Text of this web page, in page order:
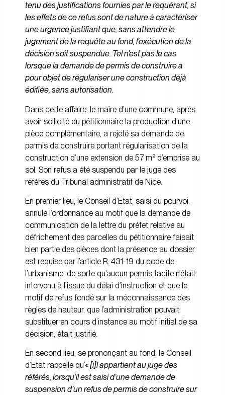
tenu des justifications fournies par le requérant, si
les effets de ce refus sont de nature à caractériser
une urgence justifiant que, sans attendre le
jugement de la requête au fond, l’exécution de la
décision soit suspendue. Tel n’est pas le cas
lorsque la demande de permis de construire a
pour objet de régulariser une construction déjà
édifiée, sans autorisation.
Dans cette affaire, le maire d’une commune, après
avoir sollicité du pétitionnaire la production d’une
pièce complémentaire, a rejeté sa demande de
permis de construire portant régularisation de la
construction d’une extension de 57 m² d’emprise au
sol. Son refus a été suspendu par le juge des
référés du Tribunal administratif de Nice.
En premier lieu, le Conseil d’Etat, saisi du pourvoi,
annule l’ordonnance au motif que la demande de
communication de la lettre du préfet relative au
défrichement des parcelles du pétitionnaire faisait
bien partie des pièces dont la présence au dossier
est requise par l’article R. 431-19 du code de
l’urbanisme, de sorte qu’aucun permis tacite n’était
intervenu à l’issue du délai d’instruction et que le
motif de refus fondé sur la méconnaissance des
règles de hauteur, que l’administration pouvait
substituer en cours d’instance au motif initial de sa
décision, était justifié.
En second lieu, se prononçant au fond, le Conseil
d’Etat rappelle qu’«[i]l appartient au juge des
référés, lorsqu’il est saisi d’une demande de
suspension d’un refus de permis de construire sur